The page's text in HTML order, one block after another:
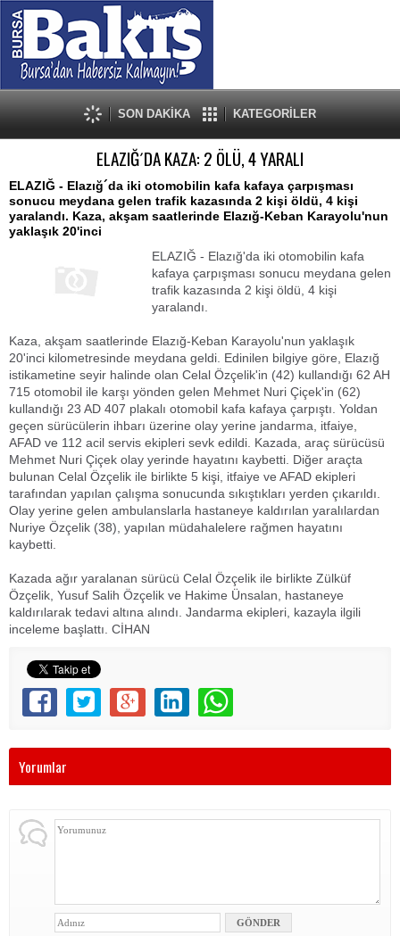
SON DAKİKA KATEGORİLER
ELAZIĞ´DA KAZA: 2 ÖLÜ, 4 YARALI
ELAZIĞ - Elazığ´da iki otomobilin kafa kafaya çarpışması
sonucu meydana gelen trafik kazasında 2 kişi öldü, 4 kişi
yaralandı. Kaza, akşam saatlerinde Elazığ-Keban Karayolu'nun
yaklaşık 20'inci
ELAZIĞ - Elazığ'da iki otomobilin kafa
kafaya çarpışması sonucu meydana gelen
trafik kazasında 2 kişi öldü, 4 kişi
yaralandı.
Kaza, akşam saatlerinde Elazığ-Keban Karayolu'nun yaklaşık
20'inci kilometresinde meydana geldi. Edinilen bilgiye göre, Elazığ
istikametine seyir halinde olan Celal Özçelik'in (42) kullandığı 62 AH
715 otomobil ile karşı yönden gelen Mehmet Nuri Çiçek'in (62)
kullandığı 23 AD 407 plakalı otomobil kafa kafaya çarpıştı. Yoldan
geçen sürücülerin ihbarı üzerine olay yerine jandarma, itfaiye,
AFAD ve 112 acil servis ekipleri sevk edildi. Kazada, araç sürücüsü
Mehmet Nuri Çiçek olay yerinde hayatını kaybetti. Diğer araçta
bulunan Celal Özçelik ile birlikte 5 kişi, itfaiye ve AFAD ekipleri
tarafından yapılan çalışma sonucunda sıkıştıkları yerden çıkarıldı.
Olay yerine gelen ambulanslarla hastaneye kaldırılan yaralılardan
Nuriye Özçelik (38), yapılan müdahalelere rağmen hayatını
kaybetti.
Kazada ağır yaralanan sürücü Celal Özçelik ile birlikte Zülküf
Özçelik, Yusuf Salih Özçelik ve Hakime Ünsalan, hastaneye
kaldırılarak tedavi altına alındı. Jandarma ekipleri, kazayla ilgili
inceleme başlattı. CİHAN
Yorumlar